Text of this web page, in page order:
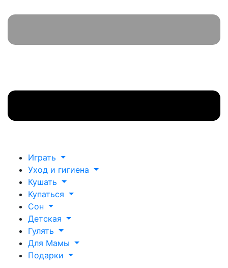
Играть
Уход и гигиена
Кушать
Купаться
Сон
Детская
Гулять
Для Мамы
Подарки